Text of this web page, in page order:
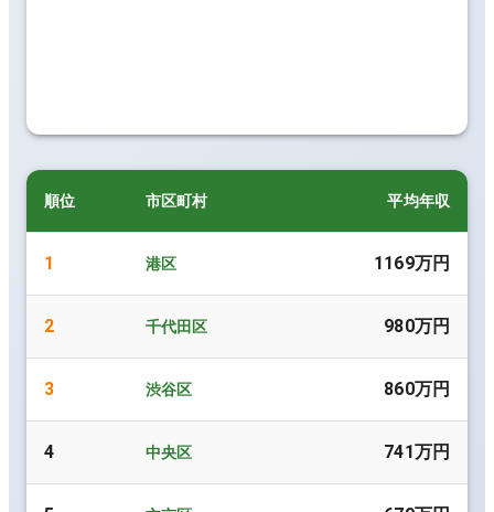
順位 市区町村 平均年収
1 港区 1169万円
2 千代田区 980万円
3 渋谷区 860万円
4 中央区 741万円